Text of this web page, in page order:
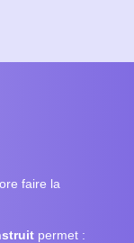
faire la
permet :